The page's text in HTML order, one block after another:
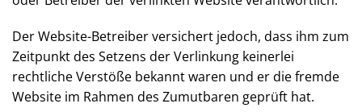
Anbieter oder Betreiber der verlinkten Website
verantwortlich.
Der Website-Betreiber versichert jedoch, dass ihm